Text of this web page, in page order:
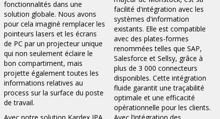
fonctionnalités dans une
solution globale. Nous avons
pour cela imaginé remplacer les
pointeurs lasers et les écrans
de PC par un projecteur unique
qui non seulement éclaire le
bon compartiment, mais
projette également toutes les
informations relatives au
process sur la surface du poste
de travail.
facilité d'intégration avec les
systèmes d'information
existants. Elle est compatible
avec des plates-formes
renommées telles que SAP,
Salesforce et Sellsy, grâce à
plus de 3 000 connecteurs
disponibles. Cette intégration
fluide garantit une traçabilité
optimale et une efficacité
opérationnelle pour les clients.